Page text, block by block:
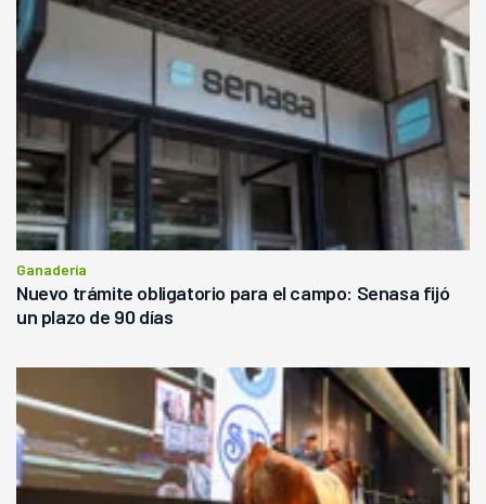
Ganadería
Nuevo trámite obligatorio para el campo: Senasa fijó
un plazo de 90 días